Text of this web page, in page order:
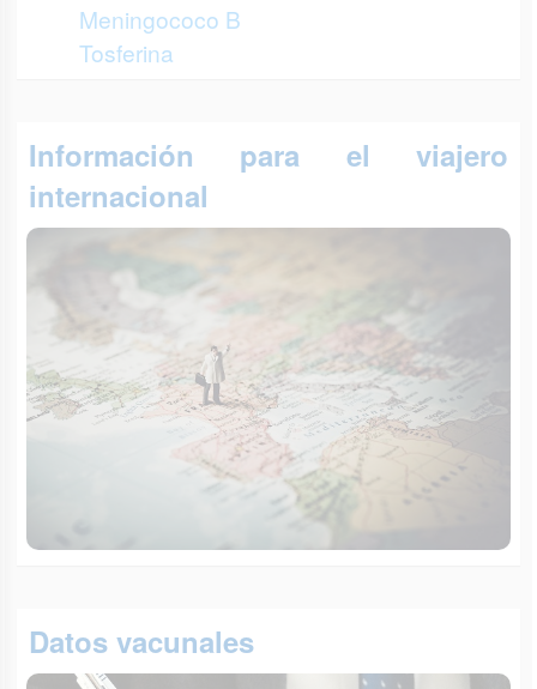
Meningococo B
Tosferina
Información para el viajero
internacional
Datos vacunales